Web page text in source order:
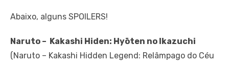
Abaixo, alguns SPOILERS!
Naruto – Kakashi Hiden: Hyōten no Ikazuchi
(Naruto – Kakashi Hidden Legend: Relâmpago do Céu